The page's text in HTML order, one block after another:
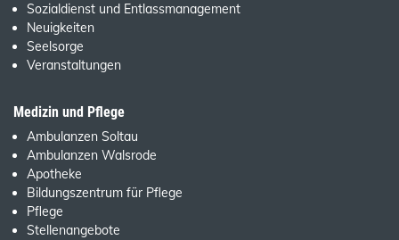
Sozialdienst und Entlassmanagement
Neuigkeiten
Seelsorge
Veranstaltungen
Medizin und Pflege
Ambulanzen Soltau
Ambulanzen Walsrode
Apotheke
Bildungszentrum für Pflege
Pflege
Stellenangebote